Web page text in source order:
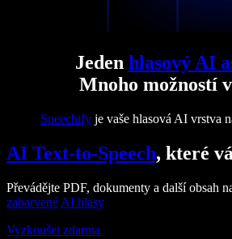
Jeden hlasový AI
Mnoho možností
Speechifyje vaše hlasová AI vrstva
AI Text-to-Speech, které
Převádějte PDF, dokumenty a další obsah
zabarvené AI hlasy
Vyzkoušet zdarma